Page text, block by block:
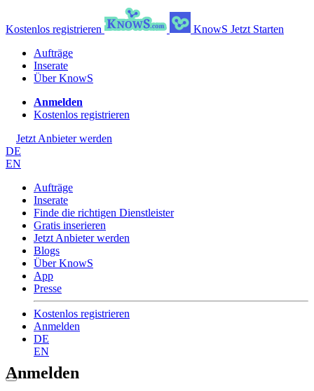
Kostenlos registrieren KnowS Jetzt Starten
Aufträge
Inserate
Über KnowS
Anmelden
Kostenlos registrieren
Jetzt Anbieter werden
DE
EN
Aufträge
Inserate
Finde die richtigen Dienstleister
Gratis inserieren
Jetzt Anbieter werden
Blogs
Über KnowS
App
Presse
Kostenlos registrieren
Anmelden
DE
EN
Anmelden